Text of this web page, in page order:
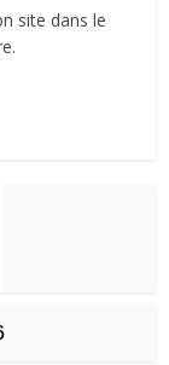
site dans le